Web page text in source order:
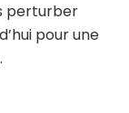
perturber
pour une